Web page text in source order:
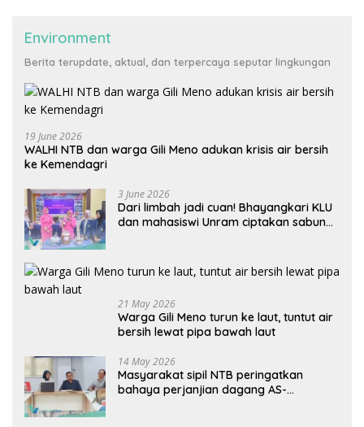
Environment
Berita terupdate, aktual, dan terpercaya seputar lingkungan
19 June 2026
WALHI NTB dan warga Gili Meno adukan krisis air bersih
ke Kemendagri
3 June 2026
Dari limbah jadi cuan! Bhayangkari KLU
dan mahasiswi Unram ciptakan sabun
21 May 2026
Warga Gili Meno turun ke laut, tuntut air
bersih lewat pipa bawah laut
14 May 2026
Masyarakat sipil NTB peringatkan
bahaya perjanjian dagang AS-